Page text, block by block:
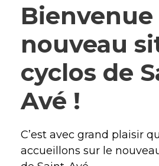
nouveau
cyclos de
Avé !
C’est avec grand plaisir
accueillons sur le